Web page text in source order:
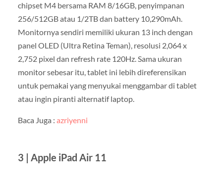
chipset M4 bersama RAM 8/16GB, penyimpanan
256/512GB atau 1/2TB dan battery 10,290mAh.
Monitornya sendiri memiliki ukuran 13 inch dengan
panel OLED (Ultra Retina Teman), resolusi 2,064 x
2,752 pixel dan refresh rate 120Hz. Sama ukuran
monitor sebesar itu, tablet ini lebih direferensikan
untuk pemakai yang menyukai menggambar di tablet
atau ingin piranti alternatif laptop.
Baca Juga : azriyenni
3 | Apple iPad Air 11